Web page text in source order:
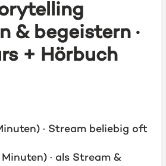
& begeistern ·
+ Hörbuch
· Stream beliebig oft
Minuten) · als Stream &